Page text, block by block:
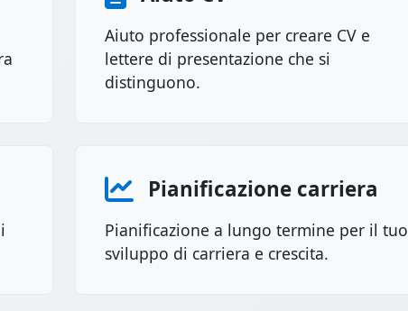
Aiuto professionale per creare CV e
lettere di presentazione che si
distinguono.
Pianificazione carriera
Pianificazione a lungo termine per il tuo
sviluppo di carriera e crescita.